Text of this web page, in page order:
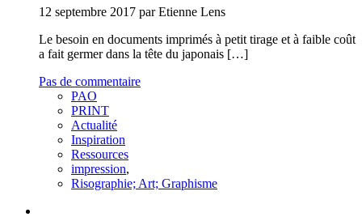
12 septembre 2017 par Etienne Lens
Le besoin en documents imprimés à petit tirage et à faible coût
a fait germer dans la tête du japonais […]
Pas de commentaire
PAO
PRINT
Actualité
Inspiration
Ressources
impression,
Risographie; Art; Graphisme